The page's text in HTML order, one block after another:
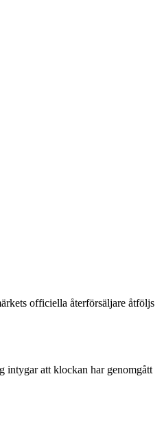
officiella återförsäljare åtföljs
intygar att klockan har genomgått